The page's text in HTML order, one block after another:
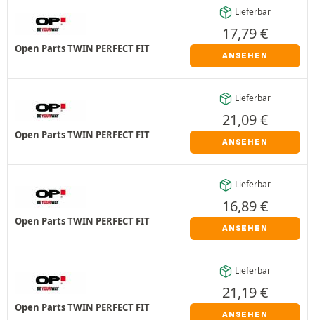
Open Parts TWIN PERFECT FIT
Lieferbar
17,79€
ANSEHEN
Open Parts TWIN PERFECT FIT
Lieferbar
21,09€
ANSEHEN
Open Parts TWIN PERFECT FIT
Lieferbar
16,89€
ANSEHEN
Open Parts TWIN PERFECT FIT
Lieferbar
21,19€
ANSEHEN